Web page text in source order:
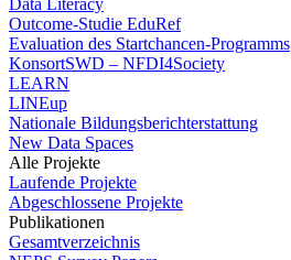
Data Literacy
Outcome-Studie EduRef
Evaluation des Startchancen-Programms
KonsortSWD – NFDI4Society
LEARN
LINEup
Nationale Bildungsberichterstattung
New Data Spaces
Alle Projekte
Laufende Projekte
Abgeschlossene Projekte
Publikationen
Gesamtverzeichnis